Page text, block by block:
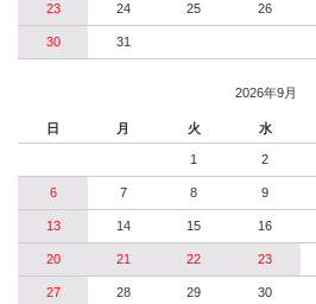
23 24 25 26
30 31
2026年9月
日 月 火 水
1 2
6 7 8 9
13 14 15 16
20 21 22 23
27 28 29 30